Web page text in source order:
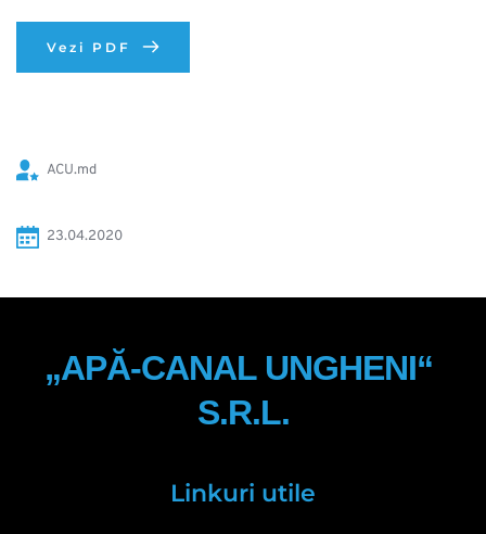
Vezi PDF
ACU.md
23.04.2020
„APĂ-CANAL UNGHENI“
S.R.L.
Linkuri utile